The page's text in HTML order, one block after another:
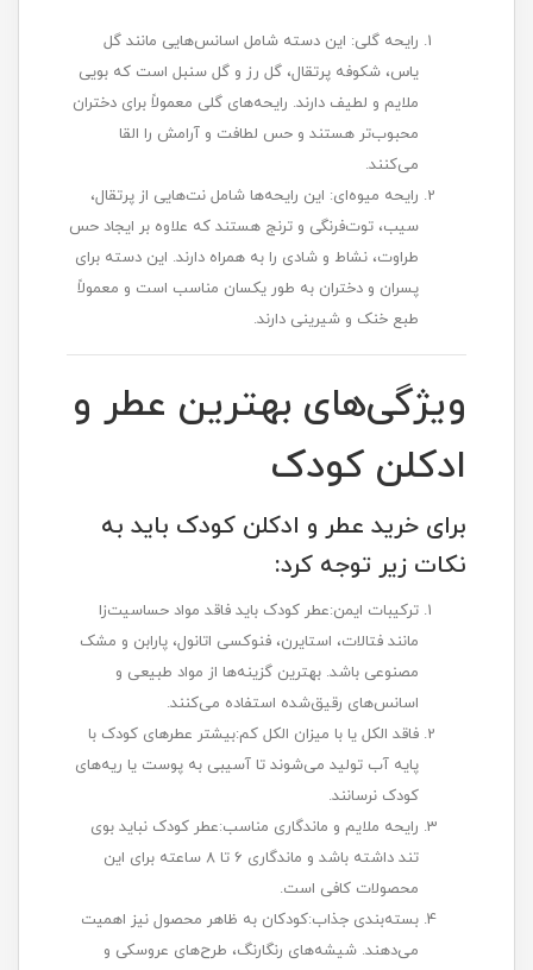
رایحه گلی: این دسته شامل اسانس‌هایی مانند گل
یاس، شکوفه پرتقال، گل رز و گل سنبل است که بویی
ملایم و لطیف دارند. رایحه‌های گلی معمولاً برای دختران
محبوب‌تر هستند و حس لطافت و آرامش را القا
می‌کنند.
رایحه میوه‌ای: این رایحه‌ها شامل نت‌هایی از پرتقال،
سیب، توت‌فرنگی و ترنج هستند که علاوه بر ایجاد حس
طراوت، نشاط و شادی را به همراه دارند. این دسته برای
پسران و دختران به طور یکسان مناسب است و معمولاً
طبع خنک و شیرینی دارند.
ویژگی‌های بهترین عطر و
ادکلن کودک
برای خرید عطر و ادکلن کودک باید به
نکات زیر توجه کرد:
ترکیبات ایمن:عطر کودک باید فاقد مواد حساسیت‌زا
مانند فتالات، استایرن، فنوکسی اتانول، پارابن و مشک
مصنوعی باشد. بهترین گزینه‌ها از مواد طبیعی و
اسانس‌های رقیق‌شده استفاده می‌کنند.
فاقد الکل یا با میزان الکل کم:بیشتر عطرهای کودک با
پایه آب تولید می‌شوند تا آسیبی به پوست یا ریه‌های
کودک نرسانند.
رایحه ملایم و ماندگاری مناسب:عطر کودک نباید بوی
تند داشته باشد و ماندگاری 6 تا 8 ساعته برای این
محصولات کافی است.
بسته‌بندی جذاب:کودکان به ظاهر محصول نیز اهمیت
می‌دهند. شیشه‌های رنگارنگ، طرح‌های عروسکی و